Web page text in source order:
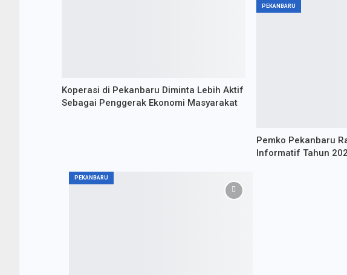
Koperasi di Pekanbaru Diminta Lebih Aktif
Sebagai Penggerak Ekonomi Masyarakat
PEKANBARU
Pemko Pekanbaru
Informatif Tahun
PEKANBARU